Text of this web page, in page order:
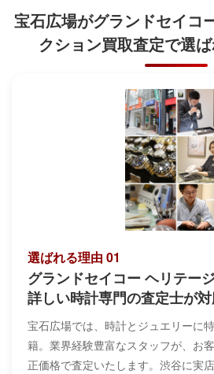
宝石広場がグランドセイコ
クション買取査定で選
選ばれる理由 01
グランドセイコー ヘリテー
詳しい時計専門の査定士が
宝石広場では、時計とジュエリーに
籍。業界経験豊富なスタッフが、お
正価格で査定いたします。渋谷に実